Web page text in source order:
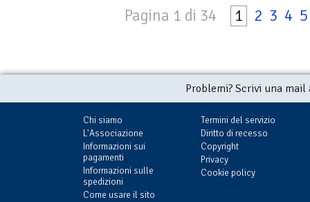
Pagina 1 di 34 1 2 3 4 5
Problemi? Scrivi una
Chi siamo
L'Associazione
Informazioni sui
pagamenti
Informazioni sulle
spedizioni
Come usare il sito
Termini del servizio
Diritto di recesso
Copyright
Privacy
Cookie policy